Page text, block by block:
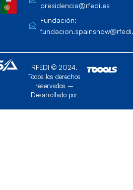
presidencia@rfedi.es
Fundación:
RFEDI © 2024.
Todos los derechos
reservados –
Desarrollado por